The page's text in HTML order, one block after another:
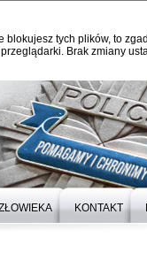
tych plików, to
Brak zmiany
KONTAKT